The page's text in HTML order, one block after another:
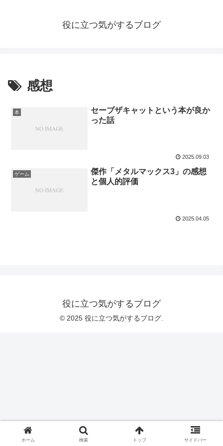
役に立つ気がするブログ
感想
本
セーブザキャットという本が良か
った話
2025.09.03
ゲーム
傑作「メタルマックス3」の感想
と個人的評価
2025.04.05
役に立つ気がするブログ
© 2025 役に立つ気がするブログ.
ホーム 検索 トップ サイドバー